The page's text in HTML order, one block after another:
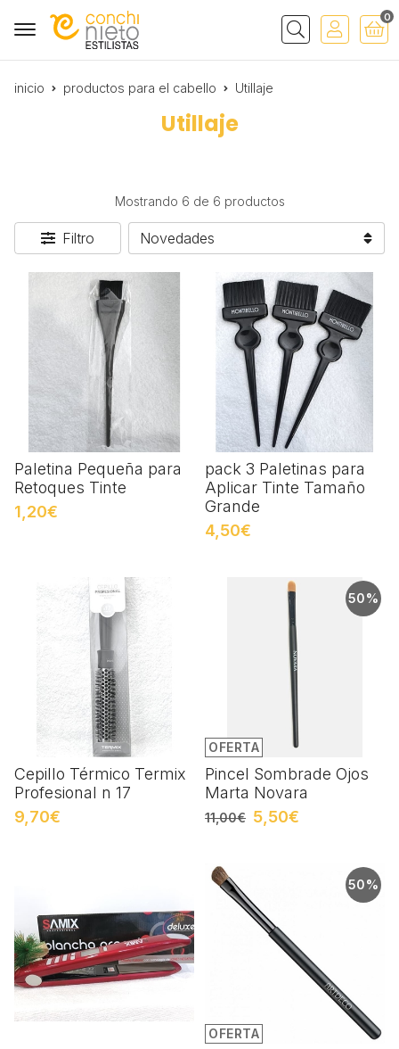
Buscar
0
inicio productos para el cabello Utillaje
Utillaje
Mostrando 6 de 6 productos
Filtro
Paletina Pequeña para
Retoques Tinte
1,20€
pack 3 Paletinas para
Aplicar Tinte Tamaño
Grande
4,50€
Cepillo Térmico Termix
Profesional n 17
9,70€
50%
OFERTA
Pincel Sombrade Ojos
Marta Novara
11,00€ 5,50€
50%
OFERTA